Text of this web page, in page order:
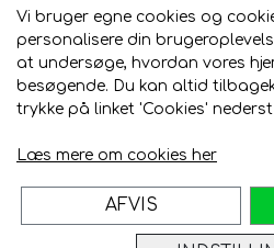
121 - 200 cm bred - 99 kr.
Over 200 cm bred - KUN
AFHENTNING I HORSENS - GRATIS
Vi bruger egne cookies og
personalisere din
at undersøge, hvordan vores
besøgende. Du kan altid
trykke på linket 'Cookies'
Læs mere om cookies her
AFVIS